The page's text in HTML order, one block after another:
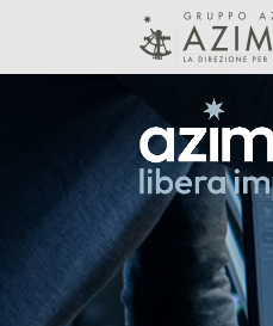
Skip to Main Content